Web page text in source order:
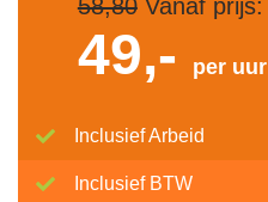
58,80Vanaf prijs:
49,- per uur
Inclusief Arbeid
Inclusief BTW